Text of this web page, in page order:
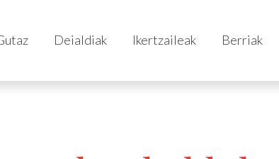
Deialdiak Ikertzaileak Berriak